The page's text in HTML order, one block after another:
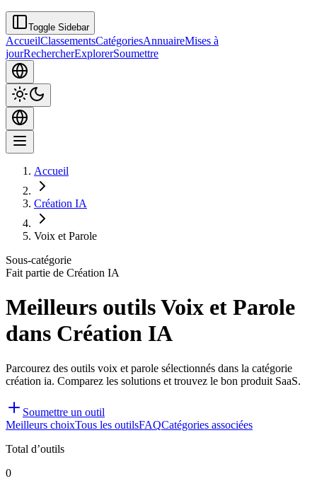
Toggle Sidebar
AccueilClassementsCatégoriesAnnuaireMises à
jourRechercherExplorerSoumettre
Accueil
Création IA
Voix et Parole
Sous-catégorie
Fait partie de Création IA
Meilleurs outils Voix et Parole
dans Création IA
Parcourez des outils voix et parole sélectionnés dans la catégorie
création ia. Comparez les solutions et trouvez le bon produit SaaS.
Soumettre un outil
Meilleurs choixTous les outilsFAQCatégories associées
Total d’outils
0